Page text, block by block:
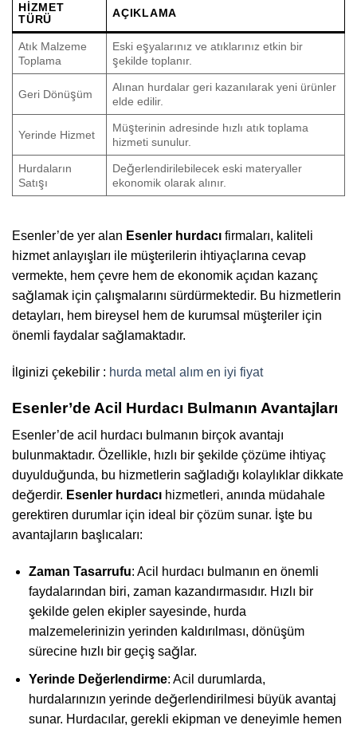
HIZMET
TÜRÜ
AÇIKLAMA
Atık Malzeme
Toplama
Eski eşyalarınız ve atıklarınız etkin bir
şekilde toplanır.
Geri Dönüşüm
Alınan hurdalar geri kazanılarak yeni ürünler
elde edilir.
Yerinde Hizmet
Müşterinin adresinde hızlı atık toplama
hizmeti sunulur.
Hurdaların
Satışı
Değerlendirilebilecek eski materyaller
ekonomik olarak alınır.
Esenler’de yer alan Esenler hurdacı firmaları, kaliteli
hizmet anlayışları ile müşterilerin ihtiyaçlarına cevap
vermekte, hem çevre hem de ekonomik açıdan kazanç
sağlamak için çalışmalarını sürdürmektedir. Bu hizmetlerin
detayları, hem bireysel hem de kurumsal müşteriler için
önemli faydalar sağlamaktadır.
İlginizi çekebilir : hurda metal alım en iyi fiyat
Esenler’de Acil Hurdacı Bulmanın Avantajları
Esenler’de acil hurdacı bulmanın birçok avantajı
bulunmaktadır. Özellikle, hızlı bir şekilde çözüme ihtiyaç
duyulduğunda, bu hizmetlerin sağladığı kolaylıklar dikkate
değerdir. Esenler hurdacı hizmetleri, anında müdahale
gerektiren durumlar için ideal bir çözüm sunar. İşte bu
avantajların başlıcaları:
Zaman Tasarrufu: Acil hurdacı bulmanın en önemli
faydalarından biri, zaman kazandırmasıdır. Hızlı bir
şekilde gelen ekipler sayesinde, hurda
malzemelerinizin yerinden kaldırılması, dönüşüm
sürecine hızlı bir geçiş sağlar.
Yerinde Değerlendirme: Acil durumlarda,
hurdalarınızın yerinde değerlendirilmesi büyük avantaj
sunar. Hurdacılar, gerekli ekipman ve deneyimle hemen